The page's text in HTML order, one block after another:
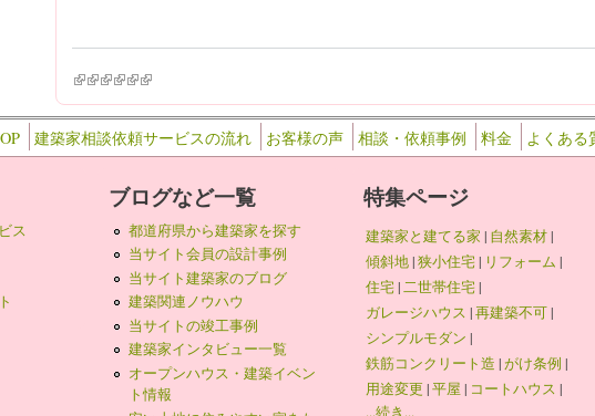
(link is external)
(link is external)
(link is external)
(link is external)
(link is external)
(link is external)
建築家相談依頼サービスの流れ お客様の声 相談・依頼事例 料金 よくある
ス
ブログなど一覧
都道府県から建築家を探す
当サイト会員の設計事例
当サイト建築家のブログ
建築関連ノウハウ
当サイトの竣工事例
建築家インタビュー一覧
オープンハウス・建築イベン
ト情報
特集ページ
建築家と建てる家 | 自然素材|
傾斜地|狭小住宅| リフォーム |
住宅|二世帯住宅|
ガレージハウス |再建築不可|
シンプルモダン |
鉄筋コンクリート造 |がけ条例 |
用途変更 |平屋 | コートハウス |
...続き...